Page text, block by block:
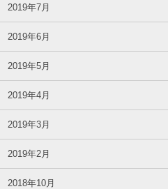
2019年7月
2019年6月
2019年5月
2019年4月
2019年3月
2019年2月
2018年10月